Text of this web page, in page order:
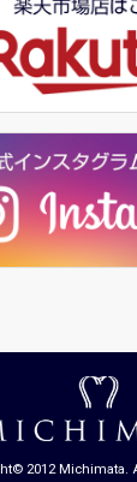
2012 Michimata.